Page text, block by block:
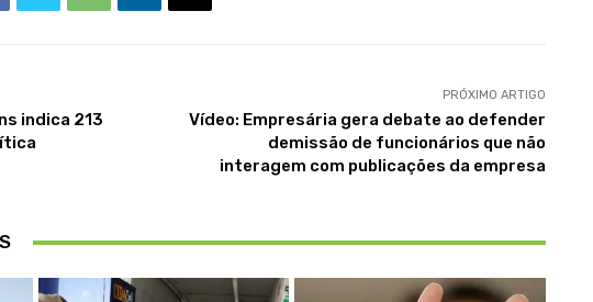
indica 213
PRÓXIMO ARTIGO
Vídeo: Empresária gera debate ao defender
demissão de funcionários que não
interagem com publicações da empresa